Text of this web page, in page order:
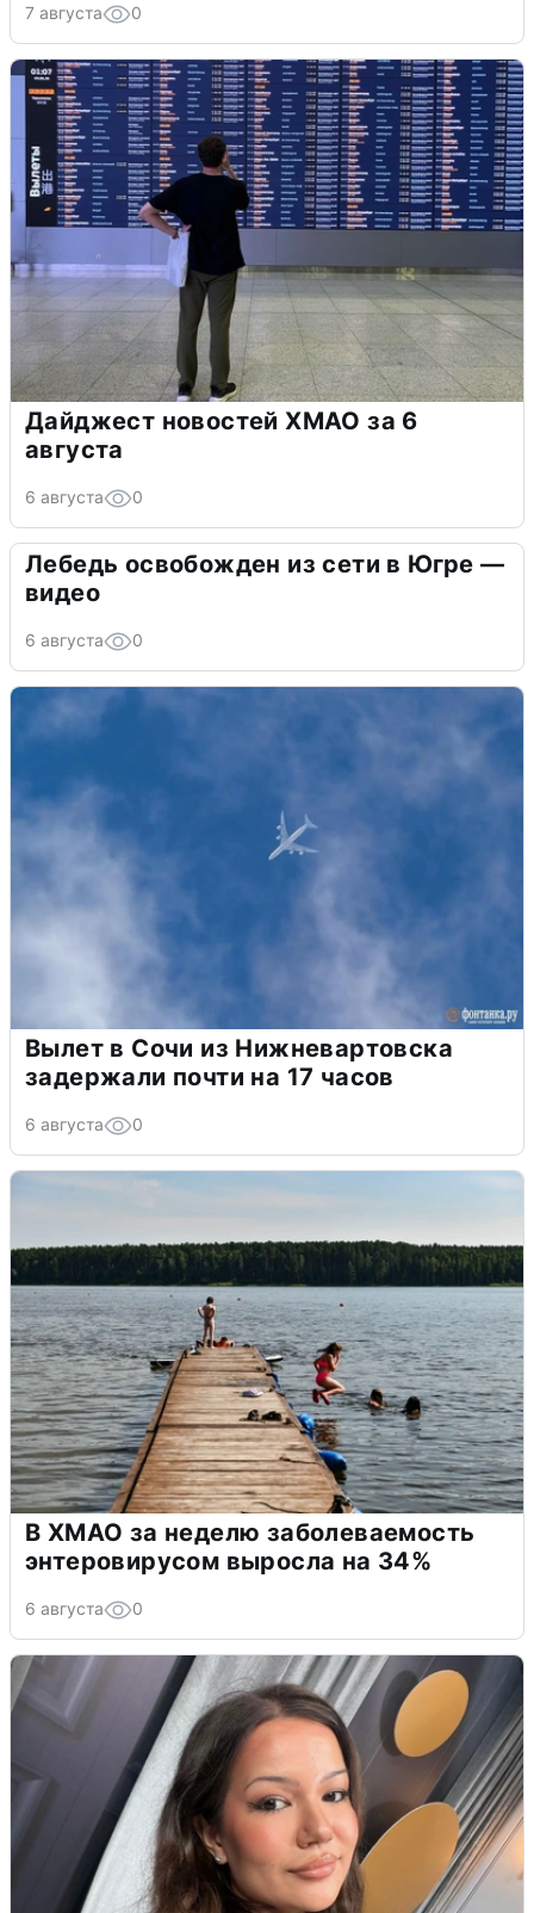
7 августа 0
Дайджест новостей ХМАО за 6
августа
6 августа 0
Лебедь освобожден из сети в Югре —
видео
6 августа 0
Вылет в Сочи из Нижневартовска
задержали почти на 17 часов
6 августа 0
В ХМАО за неделю заболеваемость
энтеровирусом выросла на 34%
6 августа 0